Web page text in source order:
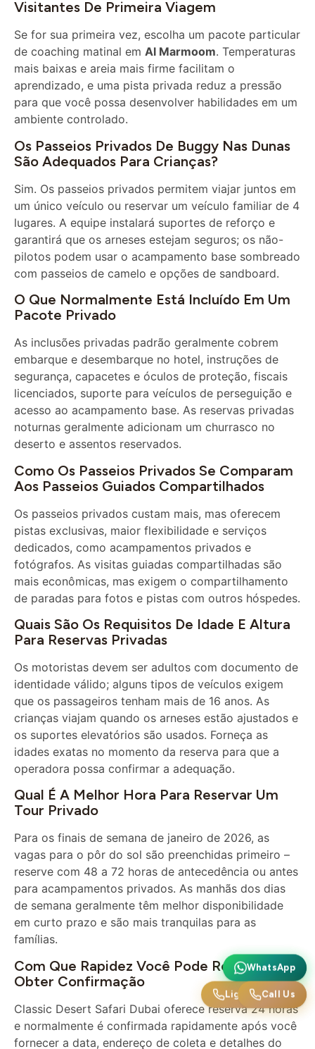
Se for sua primeira vez, escolha um pacote particular
de coaching matinal emAl Marmoom. Temperaturas
mais baixas e areia mais firme facilitam o
aprendizado, e uma pista privada reduz a pressão
para que você possa desenvolver habilidades em um
ambiente controlado.
Os Passeios Privados De Buggy Nas Dunas
São Adequados Para Crianças?
Sim. Os passeios privados permitem viajar juntos em
um único veículo ou reservar um veículo familiar de 4
lugares. A equipe instalará suportes de reforço e
garantirá que os arneses estejam seguros; os não-
pilotos podem usar o acampamento base sombreado
com passeios de camelo e opções de sandboard.
O Que Normalmente Está Incluído Em Um
Pacote Privado
embarque e desembarque no hotel, instruções de
segurança, capacetes e óculos de proteção, fiscais
licenciados, suporte para veículos de perseguição e
acesso ao acampamento base. As reservas privadas
noturnas geralmente adicionam um churrasco no
deserto e assentos reservados.
Como Os Passeios Privados Se Comparam
Aos Passeios Guiados Compartilhados
Os passeios privados custam mais, mas oferecem
pistas exclusivas, maior flexibilidade e serviços
dedicados, como acampamentos privados e
fotógrafos. As visitas guiadas compartilhadas são
mais econômicas, mas exigem o compartilhamento
de paradas para fotos e pistas com outros hóspedes.
Quais São Os Requisitos De Idade E Altura
Para Reservas Privadas
identidade válido; alguns tipos de veículos exigem
que os passageiros tenham mais de 16 anos. As
crianças viajam quando os arneses estão ajustados e
os suportes elevatórios são usados. Forneça as
idades exatas no momento da reserva para que a
operadora possa confirmar a adequação.
Qual É A Melhor Hora Para Reservar Um
Tour Privado
vagas para o pôr do sol são preenchidas primeiro –
reserve com 48 a 72 horas de antecedência ou antes
para acampamentos privados. As manhãs dos dias
de semana geralmente têm melhor disponibilidade
em curto prazo e são mais tranquilas para as
famílias.
Com Que Rapidez Você Pode Reservar E
Obter Confirmação
Classic Desert Safari Dubai oferece reserva 24 horas
e normalmente é confirmada rapidamente após você
fornecer a data, endereço de coleta e detalhes do
participante. A confirmação inclui uma janela de
WhatsApp
Ligue para nós
WhatsApp